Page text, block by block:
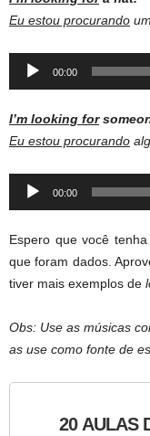
Eu estou procurando
Audio
00:00
I’m looking for
Eu estou procurando
Audio
00:00
Espero que você
que foram dados.
tiver mais exemplos de
Obs: Use as músicas
as use como fonte de
20 AULAS